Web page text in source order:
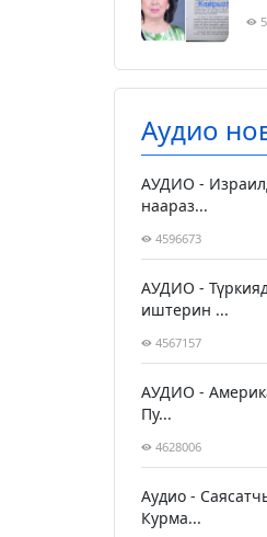
Аудио
АУДИО -
наараз...
4596673
АУДИО -
иштерин ...
4567157
АУДИО -
Пу...
4628006
Аудио -
Курма...